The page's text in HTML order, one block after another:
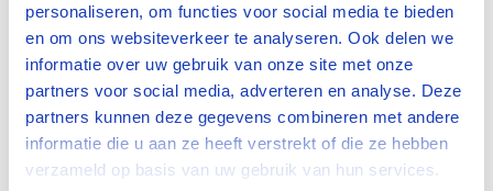
personaliseren, om functies voor social media te bieden
en om ons websiteverkeer te analyseren. Ook delen we
informatie over uw gebruik van onze site met onze
partners voor social media, adverteren en analyse. Deze
partners kunnen deze gegevens combineren met andere
informatie die u aan ze heeft verstrekt of die ze hebben
verzameld op basis van uw gebruik van hun services.
Selecteer een bestand
Functietitel
Geef aan in welke functie je het liefst aan de slag